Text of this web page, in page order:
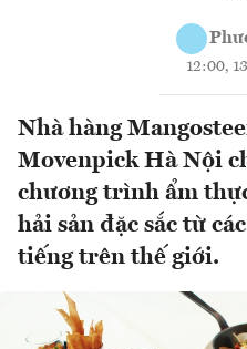
12:00,
Nhà hàng
Movenpick Hà Nội
chương trình ẩm
hải sản đặc sắc từ
tiếng trên thế giới.